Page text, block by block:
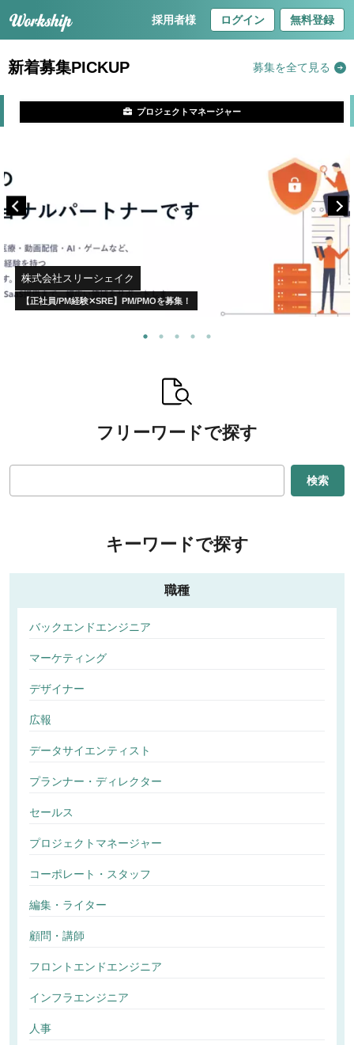
採用者様 ログイン 無料登録
新着募集PICKUP 募集を全て見る
株式会社スリーシェイク
【正社員/PM経験✕SRE】PM/PMOを募集！
プロジェクトマネージャー
フリーワードで探す
検索
キーワードで探す
職種
バックエンドエンジニア
マーケティング
デザイナー
広報
データサイエンティスト
プランナー・ディレクター
セールス
プロジェクトマネージャー
コーポレート・スタッフ
編集・ライター
顧問・講師
フロントエンドエンジニア
インフラエンジニア
人事